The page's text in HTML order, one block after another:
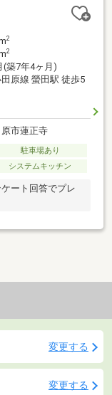
2
2
(築7年4ヶ月)
原線 螢田駅 徒歩5
市蓮正寺
駐車場あり
システムキッチン
ート回答でプレ
変更する
変更する